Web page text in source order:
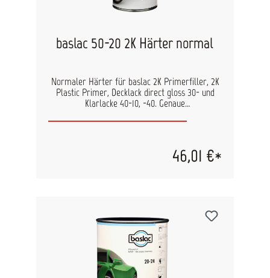
baslac 50-20 2K Härter normal
Normaler Härter für baslac 2K Primerfiller, 2K
Plastic Primer, Decklack direct gloss 30- und
Klarlacke 40-10, -40. Genaue
technischen Datenblättern der Füller und
46,01 €*